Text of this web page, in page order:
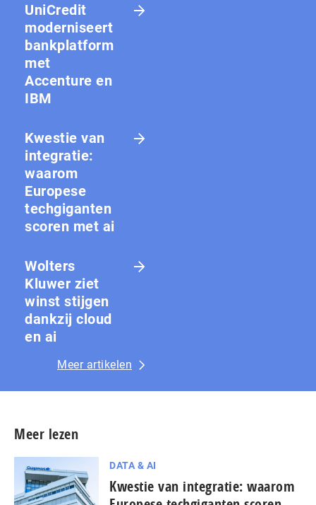
UniCredit
moderniseert
bankplatform
met
Accenture en
IBM
Kwestie van
integratie:
waarom
Europese
techgiganten
scoren met ai
Wolters
Kluwer ziet
winst stijgen
dankzij cloud
en ai
Meer artikelen
Meer lezen
DATA & AI
Kwestie van integratie: waarom